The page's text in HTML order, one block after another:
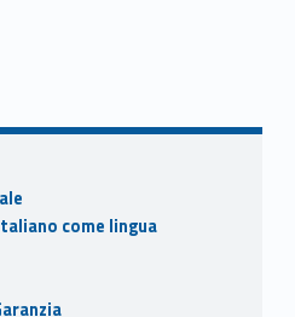
come lingua